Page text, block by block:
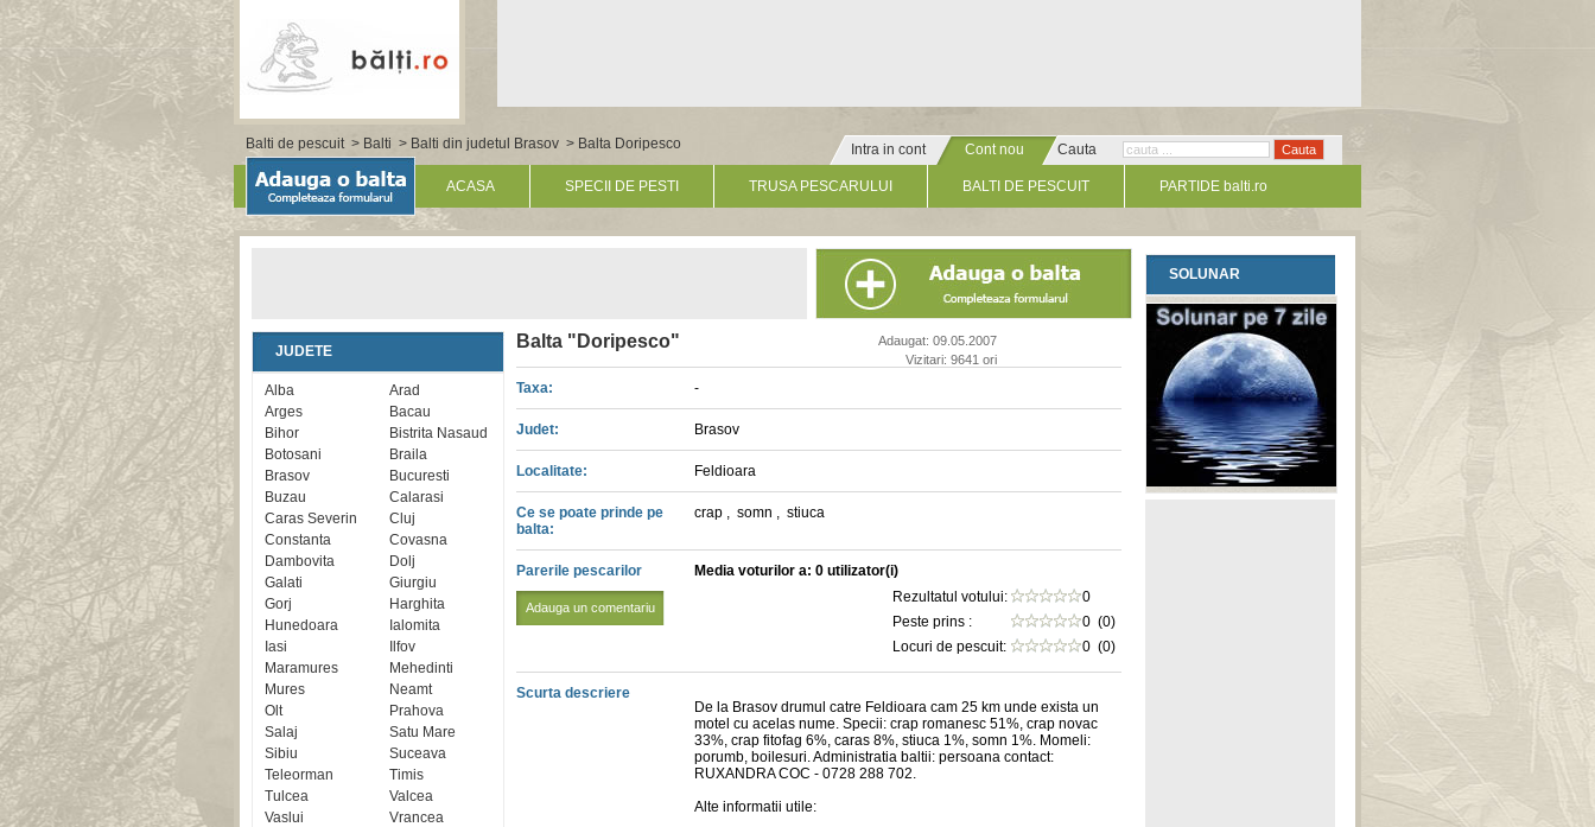
Balti de pescuit> Balti > Balti din judetul Brasov > Balta Doripesco Intra in cont
Cont nou
» Click pentru un cont nou
Cauta
ACASA SPECII DE PESTI TRUSA PESCARULUI BALTI DE PESCUIT PARTIDE balti.ro
JUDETE
Alba
Arad
Arges
Bacau
Bihor
Bistrita Nasaud
Botosani
Braila
Brasov
Bucuresti
Buzau
Calarasi
Caras Severin
Cluj
Constanta
Covasna
Dambovita
Dolj
Galati
Giurgiu
Gorj
Harghita
Hunedoara
Ialomita
Iasi
Ilfov
Maramures
Mehedinti
Mures
Neamt
Olt
Prahova
Salaj
Satu Mare
Sibiu
Suceava
Teleorman
Timis
Tulcea
Valcea
Vaslui
Vrancea
Balta "Doripesco"
Adaugat: 09.05.2007
Vizitari: 9641 ori
Taxa: -
Judet: Brasov
Localitate: Feldioara
Ce se poate prinde pe
balta:
crap , somn , stiuca
Parerile pescarilor
Adauga un comentariu
Media voturilor a: 0 utilizator(i)
Rezultatul votului:
0
Peste prins :
0 (0)
Locuri de pescuit:
0 (0)
Scurta descriere
De la Brasov drumul catre Feldioara cam 25 km unde exista un
motel cu acelas nume. Specii: crap romanesc 51%, crap novac
33%, crap fitofag 6%, caras 8%, stiuca 1%, somn 1%. Momeli:
porumb, boilesuri. Administratia baltii: persoana contact:
RUXANDRA COC - 0728 288 702.
Alte informatii utile:
SOLUNAR